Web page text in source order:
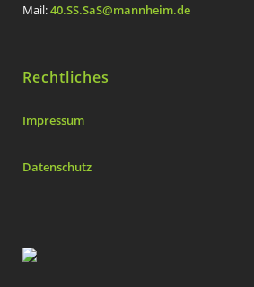
Mail:40.SS.SaS@mannheim.de
Rechtliches
Impressum
Datenschutz